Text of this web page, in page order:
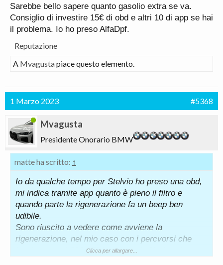
conando do software esterni ….
Sarebbe bello sapere quanto gasolio extra se va.
Consiglio di investire 15€ di obd e altri 10 di app se hai
il problema. Io ho preso AlfaDpf.
Reputazione
A Mvagustapiace questo elemento.
1 Marzo 2023 #5368
Mvagusta
Presidente Onorario BMW
matte ha scritto: ↑
Io da qualche tempo per Stelvio ho preso una obd,
mi indica tramite app quanto è pieno il filtro e
quando parte la rigenerazione fa un beep ben
udibile.
Sono riuscito a vedere come avviene la
rigenerazione, nel mio caso con i percvorsi che
facciamo ogni 320-350 km circa. In % si vede a
Clicca per allargare...